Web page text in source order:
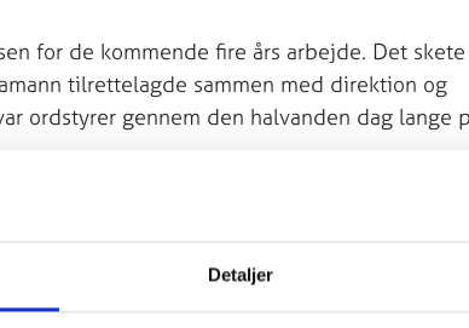
Detaljer
for de kommende fire års arbejde. Det
tilrettelagde sammen med direktion og
ordstyrer gennem den halvanden dag lange
der tilsammen danner den fælles overskrift
Vard1 er for at få opmærksomhed og for